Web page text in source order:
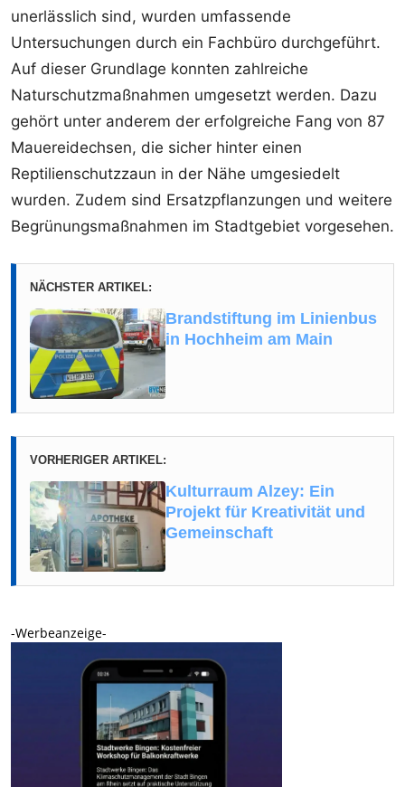
unerlässlich sind, wurden umfassende
Untersuchungen durch ein Fachbüro durchgeführt.
Auf dieser Grundlage konnten zahlreiche
Naturschutzmaßnahmen umgesetzt werden. Dazu
gehört unter anderem der erfolgreiche Fang von 87
Mauereidechsen, die sicher hinter einen
Reptilienschutzzaun in der Nähe umgesiedelt
wurden. Zudem sind Ersatzpflanzungen und weitere
Begrünungsmaßnahmen im Stadtgebiet vorgesehen.
NÄCHSTER ARTIKEL:
Brandstiftung im Linienbus
in Hochheim am Main
VORHERIGER ARTIKEL:
Kulturraum Alzey: Ein
Projekt für Kreativität und
Gemeinschaft
-Werbeanzeige-